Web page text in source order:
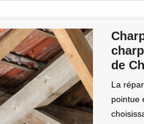
de
La
pointue